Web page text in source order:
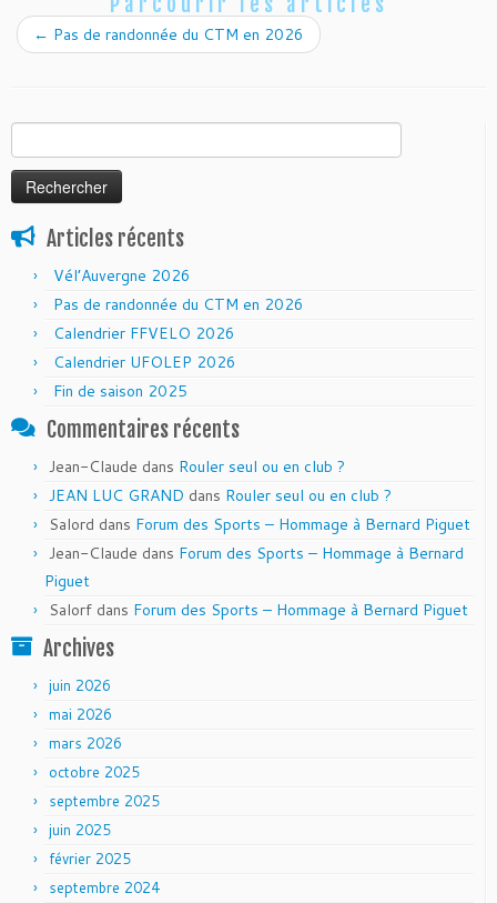
← Pas de randonnée du CTM en 2026
Rechercher :
Articles récents
Vél’Auvergne 2026
Pas de randonnée du CTM en 2026
Calendrier FFVELO 2026
Calendrier UFOLEP 2026
Fin de saison 2025
Commentaires récents
Jean-Claude dans Rouler seul ou en club ?
JEAN LUC GRAND dans Rouler seul ou en club ?
Salord dans Forum des Sports – Hommage à Bernard Piguet
Jean-Claude dans Forum des Sports – Hommage à Bernard
Piguet
Salorf dans Forum des Sports – Hommage à Bernard Piguet
Archives
juin 2026
mai 2026
mars 2026
octobre 2025
septembre 2025
juin 2025
février 2025
septembre 2024